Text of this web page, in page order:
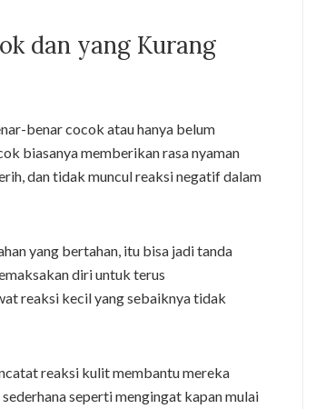
dan yang Kurang
benar cocok atau hanya belum
biasanya memberikan rasa nyaman
dan tidak muncul reaksi negatif dalam
yang bertahan, itu bisa jadi tanda
diri untuk terus
reaksi kecil yang sebaiknya tidak
reaksi kulit membantu mereka
seperti mengingat kapan mulai